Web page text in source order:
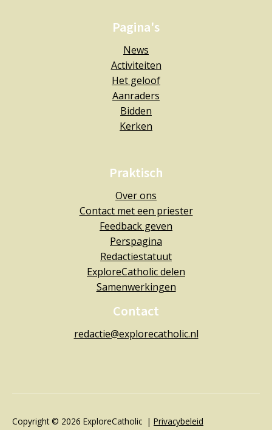
Pagina's
News
Activiteiten
Het geloof
Aanraders
Bidden
Kerken
Praktisch
Over ons
Contact met een priester
Feedback geven
Perspagina
Redactiestatuut
ExploreCatholic delen
Samenwerkingen
Contact
redactie@explorecatholic.nl
Copyright © 2026 ExploreCatholic | Privacybeleid